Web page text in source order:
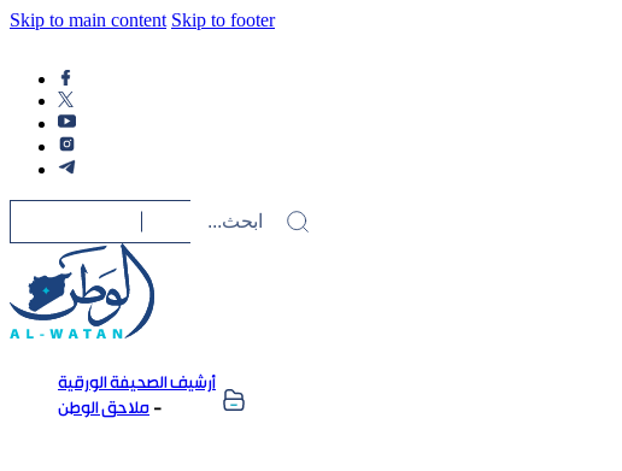
Skip to main content Skip to footer
أرشيف الصحيفة الورقية
ملاحق الوطن